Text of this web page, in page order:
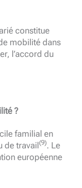
constitue
mobilité dans
l’accord du
?
familial en
de travail(9). Le
européenne